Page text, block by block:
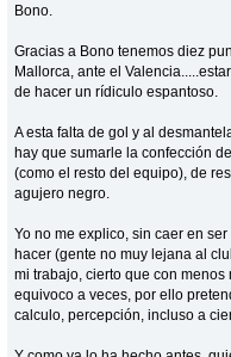
Bono.
Gracias a Bono tenemos diez
Mallorca, ante el
de hacer un rídiculo espantoso.
A esta falta de gol y al
hay que sumarle la confección
(como el resto del equipo), de
agujero negro.
Yo no me explico, sin caer en
hacer (gente no muy lejana al
mi trabajo, cierto que con
equivoco a veces, por ello
calculo, percepción, incluso a